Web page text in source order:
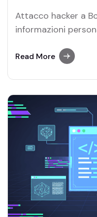
Attacco hacker a
informazioni
piattaforma di
personali degli
una
spiegando che
esposti dati…
Read More